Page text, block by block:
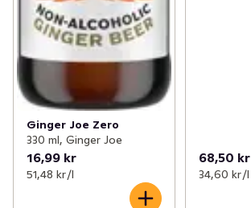
Ginger Joe Zero
330 ml, Ginger Joe
16,99 kr
51,48 kr /l
68,50 kr
34,60 kr /l